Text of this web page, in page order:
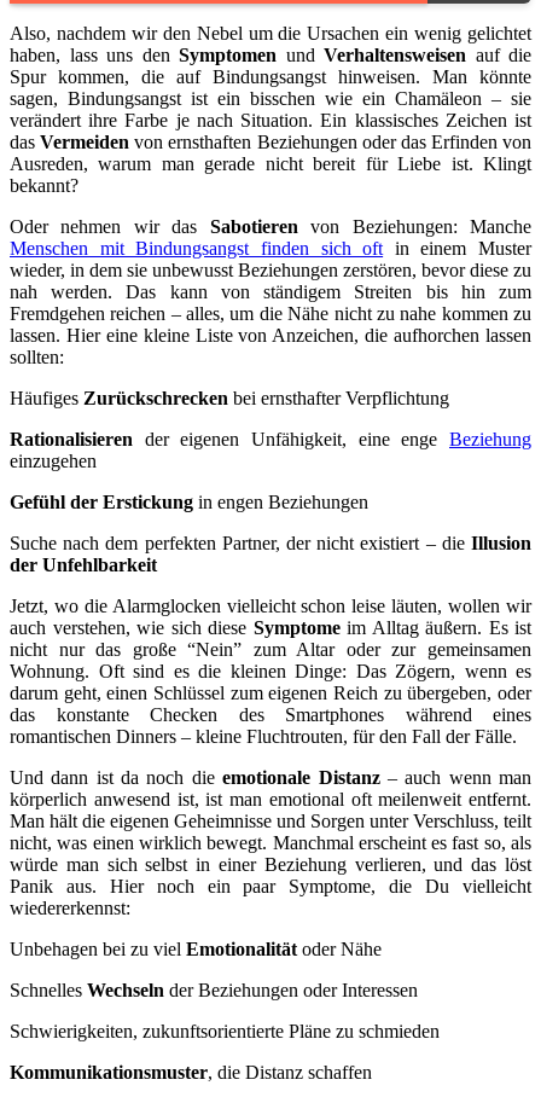
Also, nachdem wir den Nebel um die Ursachen ein wenig gelichtet
haben, lass uns den Symptomen und Verhaltensweisen auf die
Spur kommen, die auf Bindungsangst hinweisen. Man könnte
sagen, Bindungsangst ist ein bisschen wie ein Chamäleon – sie
verändert ihre Farbe je nach Situation. Ein klassisches Zeichen ist
dasVermeiden von ernsthaften Beziehungen oder das Erfinden von
Ausreden, warum man gerade nicht bereit für Liebe ist. Klingt
bekannt?
Oder nehmen wir das Sabotieren von Beziehungen: Manche
Menschen mit Bindungsangst finden sich oft in einem Muster
wieder, in dem sie unbewusst Beziehungen zerstören, bevor diese zu
nah werden. Das kann von ständigem Streiten bis hin zum
Fremdgehen reichen – alles, um die Nähe nicht zu nahe kommen zu
lassen. Hier eine kleine Liste von Anzeichen, die aufhorchen lassen
sollten:
Häufiges Zurückschrecken bei ernsthafter Verpflichtung
Rationalisieren der eigenen Unfähigkeit, eine enge Beziehung
einzugehen
Gefühl der Erstickung in engen Beziehungen
Suche nach dem perfekten Partner, der nicht existiert – die Illusion
der Unfehlbarkeit
Jetzt, wo die Alarmglocken vielleicht schon leise läuten, wollen wir
auch verstehen, wie sich diese Symptomeim Alltag äußern. Es ist
nicht nur das große “Nein” zum Altar oder zur gemeinsamen
Wohnung. Oft sind es die kleinen Dinge: Das Zögern, wenn es
darum geht, einen Schlüssel zum eigenen Reich zu übergeben, oder
das konstante Checken des Smartphones während eines
romantischen Dinners – kleine Fluchtrouten, für den Fall der Fälle.
Und dann ist da noch dieemotionale Distanz– auch wenn man
körperlich anwesend ist, ist man emotional oft meilenweit entfernt.
Man hält die eigenen Geheimnisse und Sorgen unter Verschluss, teilt
nicht, was einen wirklich bewegt. Manchmal erscheint es fast so, als
würde man sich selbst in einer Beziehung verlieren, und das löst
Panik aus. Hier noch ein paar Symptome, die Du vielleicht
wiedererkennst:
Unbehagen bei zu viel Emotionalität oder Nähe
Schnelles Wechseln der Beziehungen oder Interessen
Schwierigkeiten, zukunftsorientierte Pläne zu schmieden
Kommunikationsmuster, die Distanz schaffen